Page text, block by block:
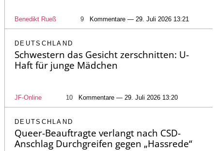
Benedikt Rueß 9 Kommentare — 29. Juli 2026 13:21
DEUTSCHLAND
Schwestern das Gesicht zerschnitten: U-
Haft für junge Mädchen
JF-Online 10 Kommentare — 29. Juli 2026 13:20
DEUTSCHLAND
Queer-Beauftragte verlangt nach CSD-
Anschlag Durchgreifen gegen „Hassrede“